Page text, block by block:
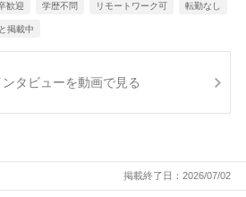
歓迎 学歴不問 リモートワーク可 転勤なし
掲載中
タビューを動画で見る
掲載終了日：2026/07/02